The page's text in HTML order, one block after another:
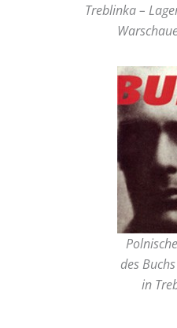
Treblinka –
des
in